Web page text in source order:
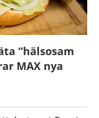
“hälsosam
MAX nya